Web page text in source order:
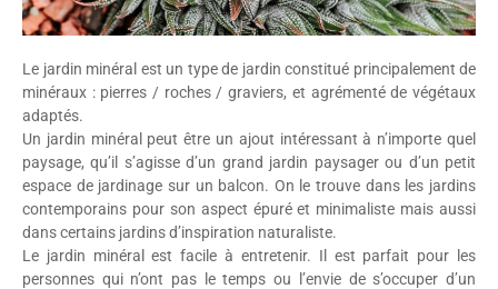
Le jardin minéral est un type de jardin constitué principalement de
minéraux : pierres / roches / graviers, et agrémenté de végétaux
adaptés.
Un jardin minéral peut être un ajout intéressant à n’importe quel
paysage, qu’il s’agisse d’un grand jardin paysager ou d’un petit
espace de jardinage sur un balcon. On le trouve dans les jardins
contemporains pour son aspect épuré et minimaliste mais aussi
dans certains jardins d’inspiration naturaliste.
Le jardin minéral est facile à entretenir. Il est parfait pour les
personnes qui n’ont pas le temps ou l’envie de s’occuper d’un